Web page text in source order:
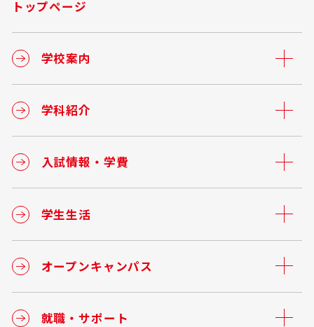
トップページ
学校案内
学科紹介
入試情報・学費
学生生活
オープンキャンパス
就職・サポート